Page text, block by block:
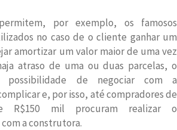
por exemplo, os famosos
no caso de o cliente ganhar um
amortizar um valor maior de uma vez
atraso de uma ou duas parcelas, o
de negociar com a
e, por isso, até compradores de
R$150 mil procuram realizar o
a construtora.